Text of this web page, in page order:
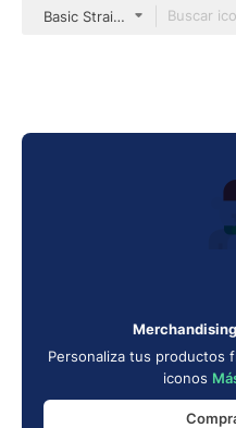
Basic Straight Flat
Personaliza tus productos
iconos